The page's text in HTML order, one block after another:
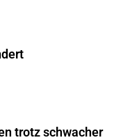
trotz schwacher